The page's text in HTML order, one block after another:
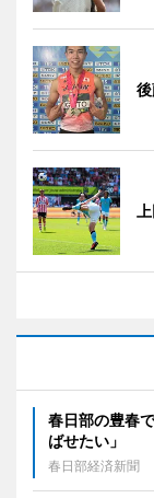
春日部の豊春
ばせたい」
春日部経済新聞